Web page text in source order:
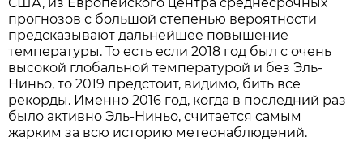
прогнозов с большой степенью вероятности
предсказывают дальнейшее повышение
температуры. То есть если 2018 год был с очень
высокой глобальной температурой и без Эль-
Ниньо, то 2019 предстоит, видимо, бить все
рекорды. Именно 2016 год, когда в последний раз
было активно Эль-Ниньо, считается самым
жарким за всю историю метеонаблюдений.